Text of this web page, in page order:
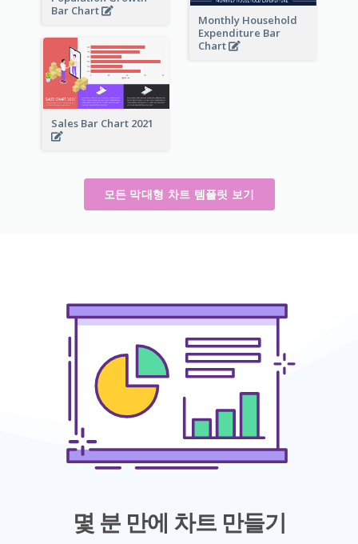
Bar Chart
Monthly Household
Expenditure Bar
Chart
Sales Bar Chart 2021
모든 막대형 차트 템플릿 보기
몇 분 만에 차트 만들기